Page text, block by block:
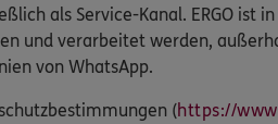
als Service-Kanal. ERGO ist
und verarbeitet werden,
von WhatsApp.
(https://